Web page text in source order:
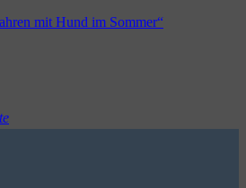
mit Hund im Sommer“